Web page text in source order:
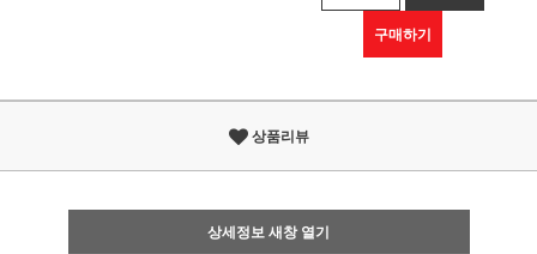
구매하기
상품리뷰
상세정보 새창 열기